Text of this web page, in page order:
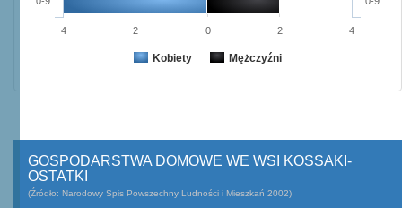
Kobiety Mężczyźni
4 2 0 2 4
GOSPODARSTWA DOMOWE WE WSI KOSSAKI-
OSTATKI
(Źródło: Narodowy Spis Powszechny Ludności i Mieszkań 2002)